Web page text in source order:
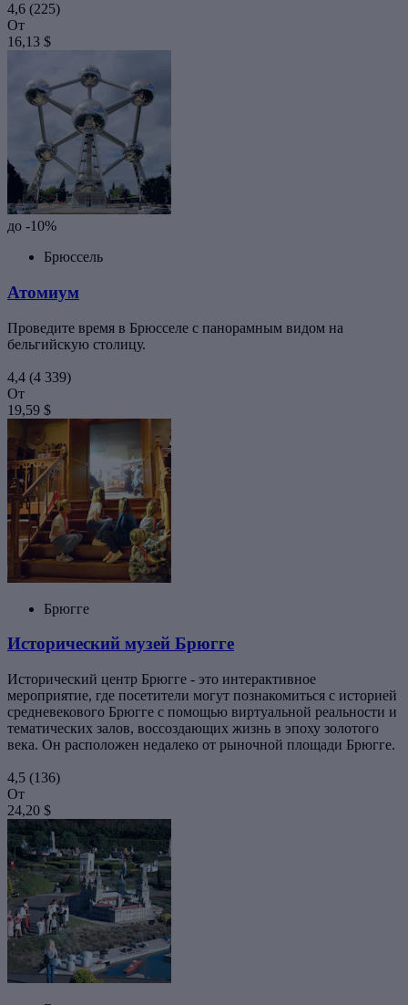
4,6 (225)
От
16,13 $
до -10%
Брюссель
Атомиум
Проведите время в Брюсселе с панорамным видом на
бельгийскую столицу.
4,4 (4 339)
От
19,59 $
Брюгге
Исторический музей Брюгге
Исторический центр Брюгге - это интерактивное
мероприятие, где посетители могут познакомиться с историей
средневекового Брюгге с помощью виртуальной реальности и
тематических залов, воссоздающих жизнь в эпоху золотого
века. Он расположен недалеко от рыночной площади Брюгге.
4,5 (136)
От
24,20 $